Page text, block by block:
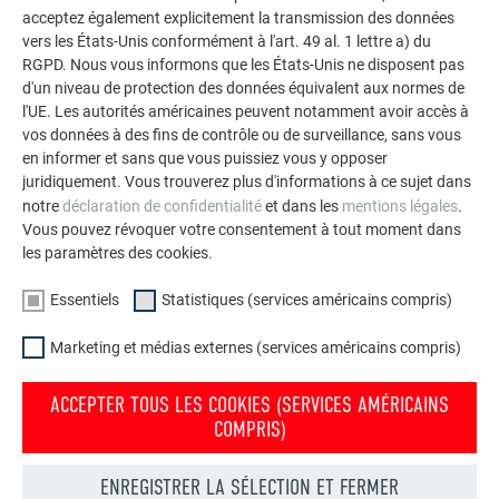
VOIR DAVANTAGE DE RÉFÉRENCES
acceptez également explicitement la transmission des données
vers les États-Unis conformément à l'art. 49 al. 1 lettre a) du
RGPD. Nous vous informons que les États-Unis ne disposent pas
d'un niveau de protection des données équivalent aux normes de
l'UE. Les autorités américaines peuvent notamment avoir accès à
vos données à des fins de contrôle ou de surveillance, sans vous
en informer et sans que vous puissiez vous y opposer
juridiquement. Vous trouverez plus d'informations à ce sujet dans
notredéclaration de confidentialitéet dans les mentions légales.
Vous pouvez révoquer votre consentement à tout moment dans
les paramètres des cookies.
Essentiels Statistiques (services américains compris)
Marketing et médias externes (services américains compris)
ACCEPTER TOUS LES COOKIES (SERVICES AMÉRICAINS
COMPRIS)
ENREGISTRER LA SÉLECTION ET FERMER